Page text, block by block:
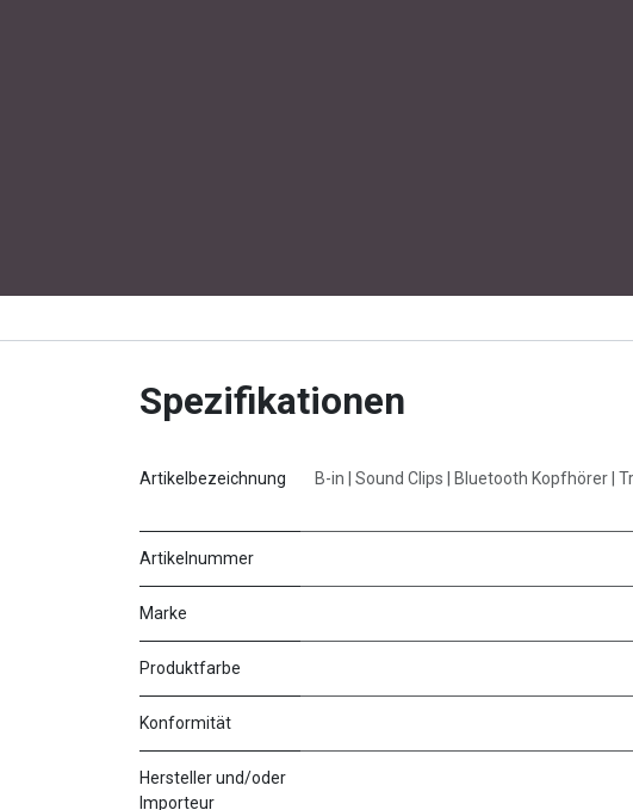
Spezifikationen
Artikelbezeichnung
B-in | Sound Clips | Bluetooth Kopfhörer |
Artikelnummer
Marke
Produktfarbe
Konformität
Hersteller und/oder
Importeur